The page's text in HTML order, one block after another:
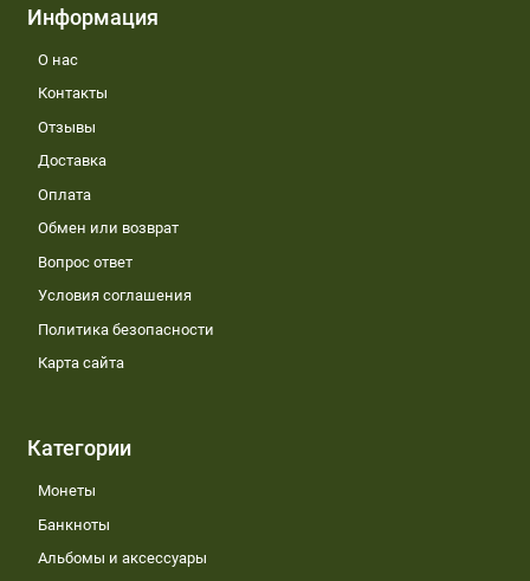
Информация
О нас
Контакты
Отзывы
Доставка
Оплата
Обмен или возврат
Вопрос ответ
Условия соглашения
Политика безопасности
Карта сайта
Категории
Монеты
Банкноты
Альбомы и аксессуары